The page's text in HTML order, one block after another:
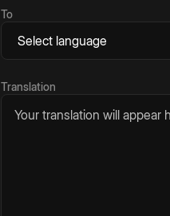
To
Translation
Your translation will appear